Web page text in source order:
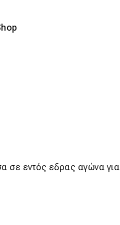
σε εντός εδρας αγώνα για